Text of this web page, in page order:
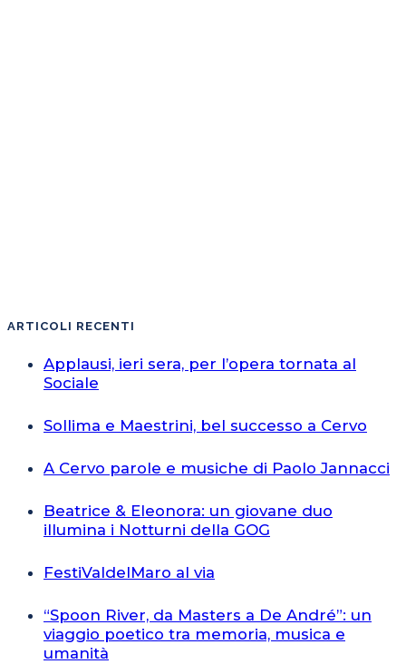
ARTICOLI RECENTI
Applausi, ieri sera, per l’opera tornata al
Sociale
Sollima e Maestrini, bel successo a Cervo
A Cervo parole e musiche di Paolo Jannacci
Beatrice & Eleonora: un giovane duo
illumina i Notturni della GOG
FestiValdelMaro al via
“Spoon River, da Masters a De André”: un
viaggio poetico tra memoria, musica e
umanità